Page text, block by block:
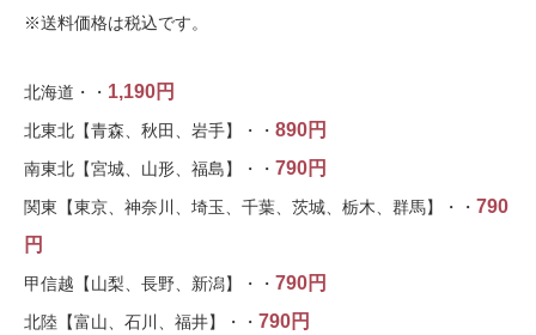
※送料価格は税込です。
北海道・・ 1,190円
北東北【青森、秋田、岩手】・・ 890円
南東北【宮城、山形、福島】・・ 790円
関東【東京、神奈川、埼玉、千葉、茨城、栃木、群馬】・・ 790
円
甲信越【山梨、長野、新潟】・・ 790円
北陸【富山、石川、福井】・・ 790円